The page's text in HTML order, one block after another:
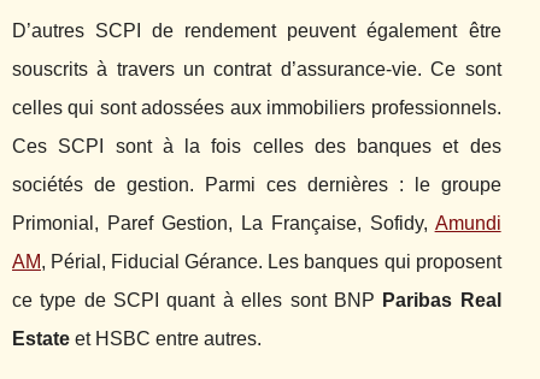
D’autres SCPI de rendement peuvent également être
souscrits à travers un contrat d’assurance-vie. Ce sont
celles qui sont adossées aux immobiliers professionnels.
Ces SCPI sont à la fois celles des banques et des
sociétés de gestion. Parmi ces dernières : le groupe
Primonial, Paref Gestion, La Française, Sofidy, Amundi
AM, Périal, Fiducial Gérance. Les banques qui proposent
ce type de SCPI quant à elles sont BNP Paribas Real
Estate et HSBC entre autres.